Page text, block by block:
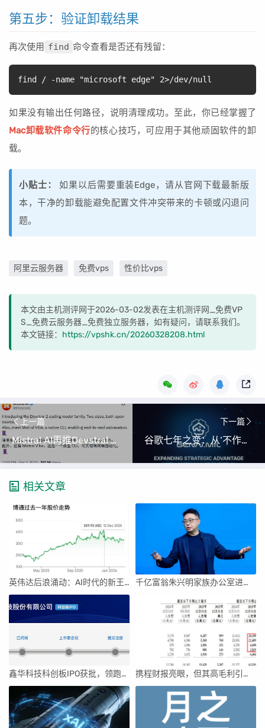
第五步：验证卸载结果
再次使用 find 命令查看是否还有残留：
find / -name "microsoft edge" 2>/dev/null
如果没有输出任何路径，说明清理成功。至此，你已经掌握了
Mac卸载软件命令行的核心技巧，可应用于其他顽固软件的卸
载。
小贴士：
如果以后需要重装Edge，请从官网下载最新版
本，干净的卸载能避免配置文件冲突带来的卡顿或闪退问
题。
阿里云服务器 免费vps 性价比vps
本文由主机测评网于2026-03-02发表在主机测评网_免费VP
S_免费云服务器_免费独立服务器，如有疑问，请联系我们。
本文链接： https://vpshk.cn/20260328208.html
上一篇
Mistral AI再推Devstral 2代码模型与Mistral Vibe CLI，欧洲AI崛起加速
下一篇
谷歌七年之变：从‘不作恶’到五角大楼的‘战争机器’
相关文章
英伟达后浪涌动：AI时代的新王者与隐忧 千亿富翁朱兴明家族办公室进军VC圈
鑫华科技科创板IPO获批，领跑国内半导体材料市场 携程财报亮眼，但其高毛利引发行业争议